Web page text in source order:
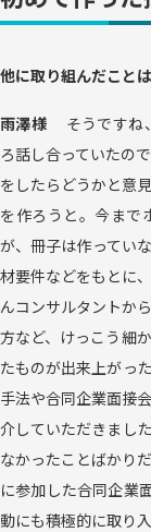
他に取り組んだこと
雨澤様
そうですね
ろ話し合っていたの
をしたらどうかと意
を作ろうと。今まで
が、冊子は作ってい
材要件などをもとに
んコンサルタントか
方など、けっこう細
たものが出来上がっ
手法や合同企業面接
介していただきまし
なかったことばかり
に参加した合同企業
動にも積極的に取り